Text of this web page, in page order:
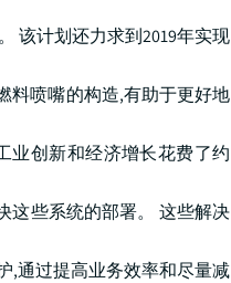
该计划还力求到2019年实现
料喷嘴的构造,有助于更好地
业创新和经济增长花费了约
这些系统的部署。 这些解决
,通过提高业务效率和尽量减